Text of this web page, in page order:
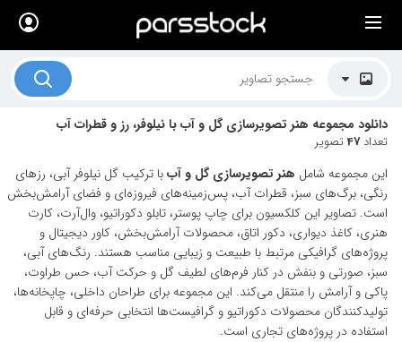
دانلود مجموعه هنر تصویرسازی گل و آب با نیلوفر، رز و قطرات آب
تعداد47تصویر
این مجموعه شامل هنر تصویرسازی گل و آببا ترکیب گل نیلوفر آبی، رزهای
رنگی، برگ‌های سبز، قطرات آب، پس‌زمینه‌های فیروزه‌ای و فضای آرامش‌بخش
است. تصاویر این کلکسیون برای چاپ پوستر، تابلو دکوراتیو، وال‌آرت، کارت
هنری، کاغذ دیواری، دکور اتاق، محصولات آرامش‌بخش، کاور دیجیتال و
پروژه‌های گرافیکی مرتبط با طبیعت و زیبایی مناسب هستند. رنگ‌های آبی،
سبز، صورتی و بنفش در کنار فرم‌های لطیف گل و حرکت آب، حس طراوت،
پاکی و آرامش را منتقل می‌کند. این مجموعه برای طراحان داخلی، چاپخانه‌ها،
تولیدکنندگان محصولات دکوراتیو و گرافیست‌ها انتخابی حرفه‌ای و قابل
استفاده در پروژه‌های تجاری است.
× لیست قیمت ها
موضوعات تصاویر
دکوراسیون و فضاها
هنرمندان ایرانی
کسب درآمد از فروش تصاویر
021 28428845
تماس با ما